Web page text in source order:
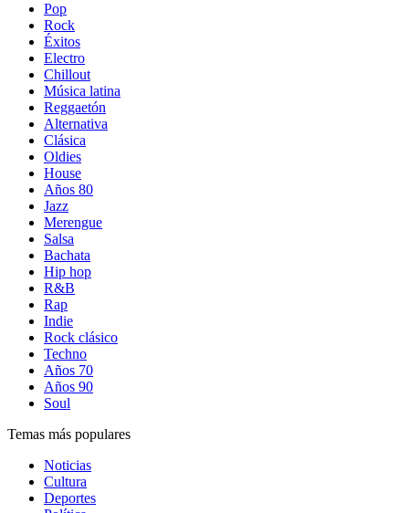
Pop
Rock
Éxitos
Electro
Chillout
Música latina
Reggaetón
Alternativa
Clásica
Oldies
House
Años 80
Jazz
Merengue
Salsa
Bachata
Hip hop
R&B
Rap
Indie
Rock clásico
Techno
Años 70
Años 90
Soul
Temas más populares
Noticias
Cultura
Deportes